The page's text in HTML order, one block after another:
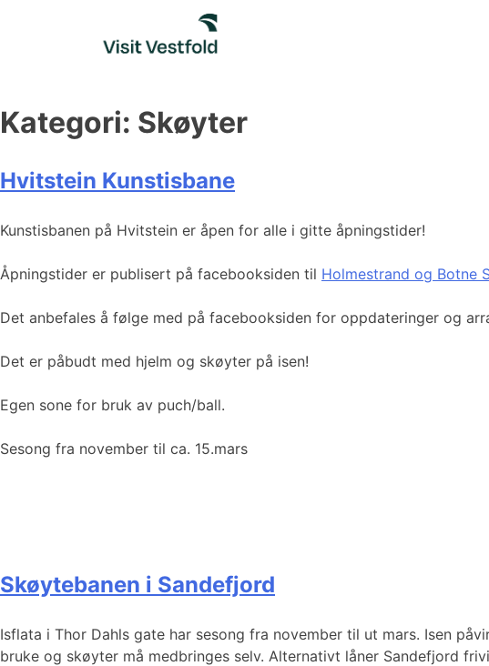
Kategori: Skøyter
Hvitstein Kunstisbane
Kunstisbanen på Hvitstein er åpen for alle i gitte åpningstider!
Åpningstider er publisert på facebooksiden til Holmestrand og Botne
Det anbefales å følge med på facebooksiden for oppdateringer og
Det er påbudt med hjelm og skøyter på isen!
Egen sone for bruk av puch/ball.
Sesong fra november til ca. 15.mars
Skøytebanen i Sandefjord
Isflata i Thor Dahls gate har sesong fra november til ut mars. Isen
bruke og skøyter må medbringes selv. Alternativt låner Sandefjord